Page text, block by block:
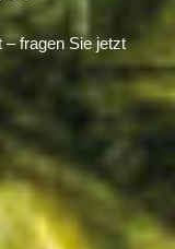
– fragen Sie jetzt